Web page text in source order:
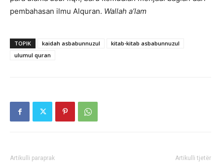
pembahasan ilmu Alquran. Wallah a’lam
TOPIK kaidah asbabunnuzul
kitab-kitab asbabunnuzul
ulumul quran
Artikulli paraprak Artikulli tjetër